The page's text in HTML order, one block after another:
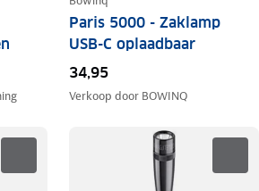
Paris 5000 - Zaklamp
USB-C oplaadbaar
34,95
Verkoop door BOWINQ